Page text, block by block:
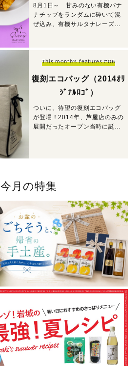
8月1日～ 甘みのない有機バナ
ナチップをランダムに砕いて混
ぜ込み、有機サルタナレーズン
This month's features #06
復刻エコバッグ（2014ｵﾘ
ｼﾞﾅﾙﾛｺﾞ）
ついに、待望の復刻エコバッグ
が登場！2014年、芦屋店のみの
展開だったオープン当時に誕生
今月の特集